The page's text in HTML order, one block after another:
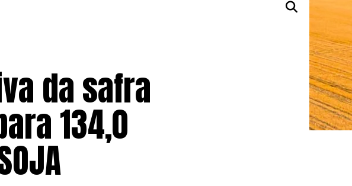
da safra
134,0